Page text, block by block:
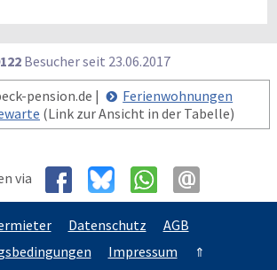
Besucher seit 23.06.2017
pension.de |
Ferienwohnungen
(Link zur Ansicht in der Tabelle)
via
Datenschutz
AGB
Impressum ⇑